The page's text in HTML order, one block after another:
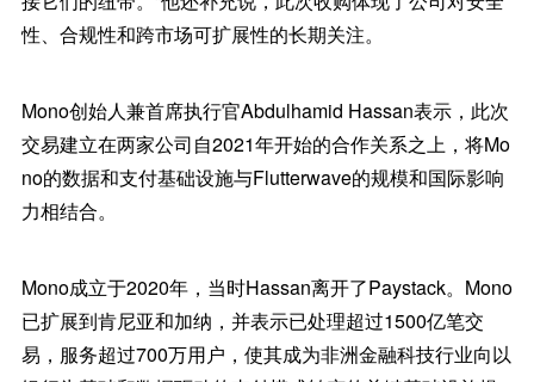
性、合规性和跨市场可扩展性的长期关注。
Mono创始人兼首席执行官Abdulhamid Hassan表示，此次
交易建立在两家公司自2021年开始的合作关系之上，将Mo
no的数据和支付基础设施与Flutterwave的规模和国际影响
力相结合。
Mono成立于2020年，当时Hassan离开了Paystack。Mono
已扩展到肯尼亚和加纳，并表示已处理超过1500亿笔交
易，服务超过700万用户，使其成为非洲金融科技行业向以